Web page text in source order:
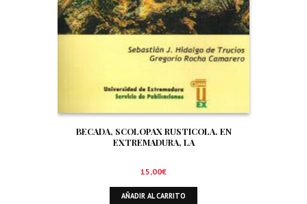
BECADA, SCOLOPAX RUSTICOLA. EN
EXTREMADURA, LA
15,00€
AÑADIR AL CARRITO